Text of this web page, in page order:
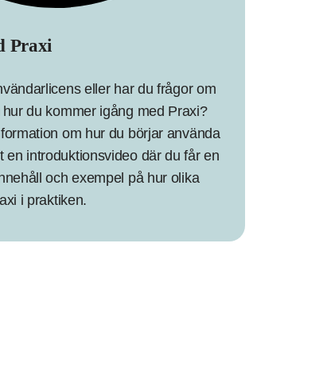
Praxi
eller har du frågor om
du kommer igång med Praxi?
om hur du börjar använda
en introduktionsvideo där du får en
och exempel på hur olika
i praktiken.